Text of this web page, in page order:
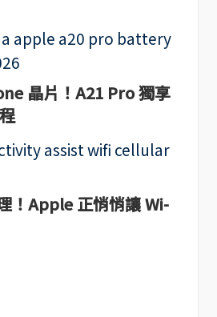
晶片！A21 Pro 獨享
！Apple 正悄悄讓 Wi-